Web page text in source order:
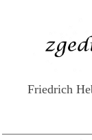
Friedrich